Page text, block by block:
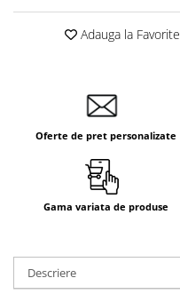
Adauga la Favorite
Oferte de pret personalizate
Gama variata de produse
Descriere